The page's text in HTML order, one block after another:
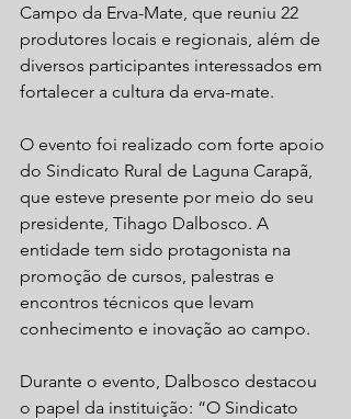
Campo da Erva-Mate, que reuniu 22
produtores locais e regionais, além de
diversos participantes interessados em
fortalecer a cultura da erva-mate.
O evento foi realizado com forte apoio
do Sindicato Rural de Laguna Carapã,
que esteve presente por meio do seu
presidente, Tihago Dalbosco. A
entidade tem sido protagonista na
promoção de cursos, palestras e
encontros técnicos que levam
conhecimento e inovação ao campo.
Durante o evento, Dalbosco destacou
o papel da instituição: “O Sindicato